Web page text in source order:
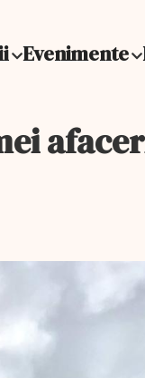
Evenimente